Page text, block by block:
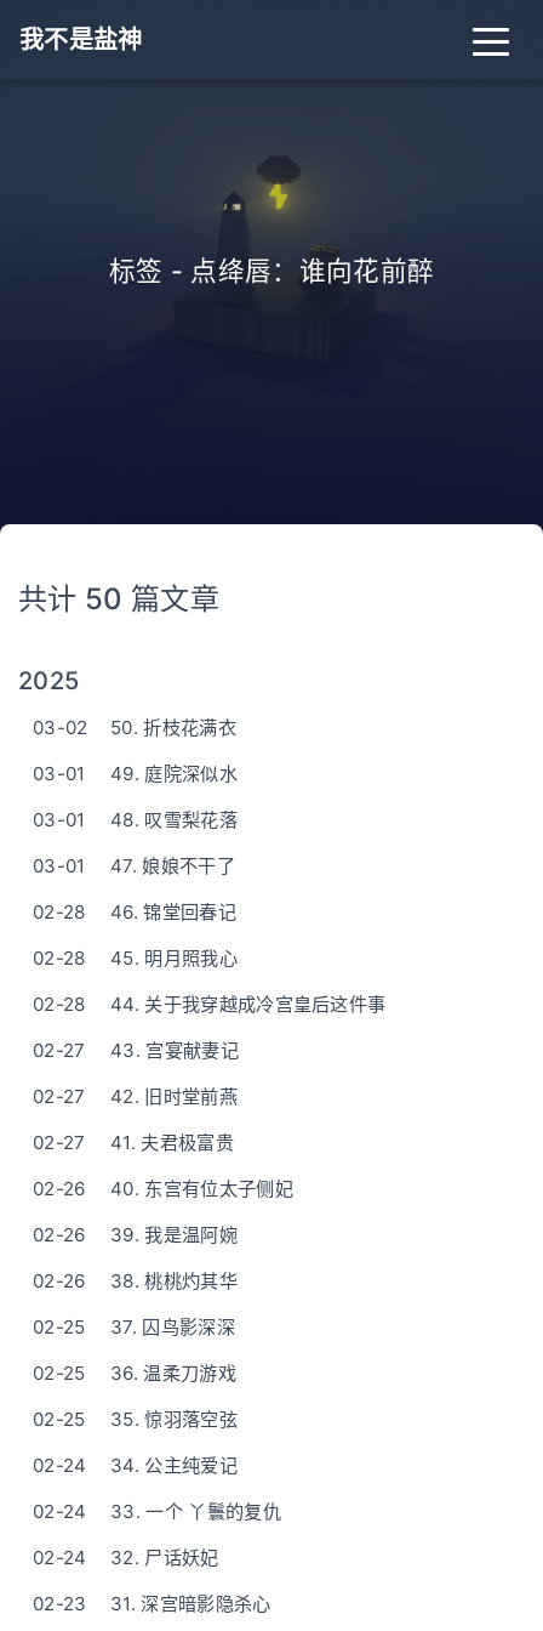
我不是盐神
标签 - 点绛唇：谁向花前醉
共计 50 篇文章
2025
03-02
50. 折枝花满衣
03-01
49. 庭院深似水
03-01
48. 叹雪梨花落
03-01
47. 娘娘不干了
02-28
46. 锦堂回春记
02-28
45. 明月照我心
02-28
44. 关于我穿越成冷宫皇后这件事
02-27
43. 宫宴献妻记
02-27
42. 旧时堂前燕
02-27
41. 夫君极富贵
02-26
40. 东宫有位太子侧妃
02-26
39. 我是温阿婉
02-26
38. 桃桃灼其华
02-25
37. 囚鸟影深深
02-25
36. 温柔刀游戏
02-25
35. 惊羽落空弦
02-24
34. 公主纯爱记
02-24
33. 一个 丫鬟的复仇
02-24
32. 尸话妖妃
02-23
31. 深宫暗影隐杀心